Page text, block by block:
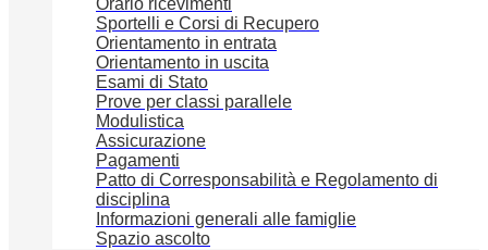
Orario ricevimenti
Sportelli e Corsi di Recupero
Orientamento in entrata
Orientamento in uscita
Esami di Stato
Prove per classi parallele
Modulistica
Assicurazione
Pagamenti
Patto di Corresponsabilità e Regolamento di
disciplina
Informazioni generali alle famiglie
Spazio ascolto